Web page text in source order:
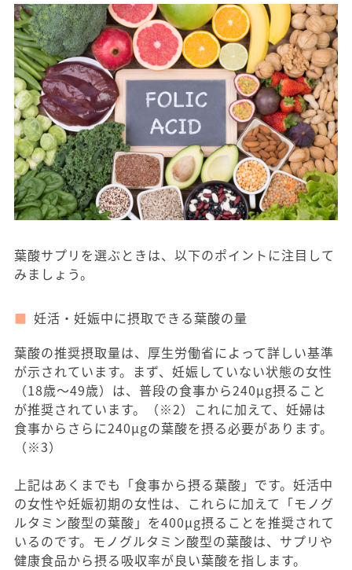
葉酸サプリを選ぶときは、以下のポイントに注目して
みましょう。
妊活・妊娠中に摂取できる葉酸の量
葉酸の推奨摂取量は、厚生労働省によって詳しい基準
が示されています。まず、妊娠していない状態の女性
（18歳〜49歳）は、普段の食事から240μg摂ること
が推奨されています。（※2）これに加えて、妊婦は
食事からさらに240μgの葉酸を摂る必要があります。
（※3）
上記はあくまでも「食事から摂る葉酸」です。妊活中
の女性や妊娠初期の女性は、これらに加えて「モノグ
ルタミン酸型の葉酸」を400μg摂ることを推奨されて
いるのです。モノグルタミン酸型の葉酸は、サプリや
健康食品から摂る吸収率が良い葉酸を指します。